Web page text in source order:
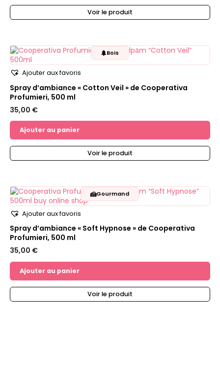
Voir le produit
🌲Bois
Ajouter aux favoris
Spray d’ambiance « Cotton Veil » de Cooperativa
Profumieri, 500 ml
35,00 €
Ajouter au panier
Voir le produit
🍰Gourmand
Ajouter aux favoris
Spray d’ambiance « Soft Hypnose » de Cooperativa
Profumieri, 500 ml
35,00 €
Ajouter au panier
Voir le produit